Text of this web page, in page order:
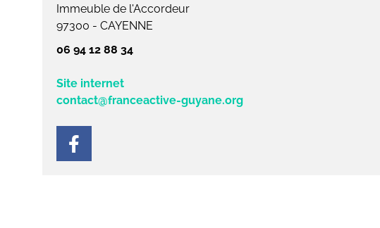
Immeuble de l'Accordeur
97300 - CAYENNE
06 94 12 88 34
Site internet
contact@franceactive-guyane.org